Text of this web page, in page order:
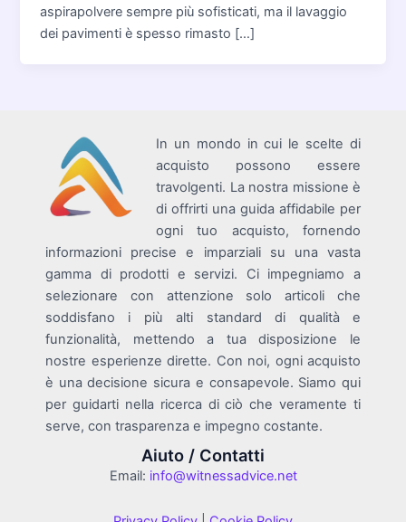
aspirapolvere sempre più sofisticati, ma il lavaggio
dei pavimenti è spesso rimasto […]
In un mondo in cui le scelte di
acquisto possono essere
travolgenti. La nostra missione è
di offrirti una guida affidabile per
ogni tuo acquisto, fornendo
informazioni precise e imparziali su una vasta
gamma di prodotti e servizi. Ci impegniamo a
selezionare con attenzione solo articoli che
soddisfano i più alti standard di qualità e
funzionalità, mettendo a tua disposizione le
nostre esperienze dirette. Con noi, ogni acquisto
è una decisione sicura e consapevole. Siamo qui
per guidarti nella ricerca di ciò che veramente ti
serve, con trasparenza e impegno costante.
Aiuto / Contatti
Email: info@witnessadvice.net